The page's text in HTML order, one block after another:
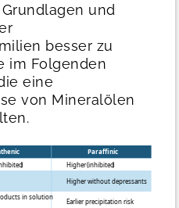
und
besser zu
im Folgenden
eine
von Mineralölen